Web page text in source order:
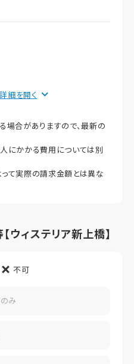
細を
場合がありますので、最新の
にかかる費用については別
て実際の請求金額とは異な
ウィステリア新上橋】
不可
み